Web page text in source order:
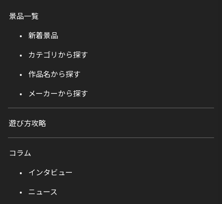
景品一覧
新着景品
カテゴリから探す
作品名から探す
メーカーから探す
遊び方攻略
コラム
インタビュー
ニュース